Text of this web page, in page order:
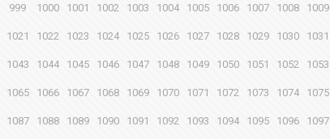
999 1000 1001 1002 1003 1004 1005 1006 1007 1008 1009
1021 1022 1023 1024 1025 1026 1027 1028 1029 1030 1031
1043 1044 1045 1046 1047 1048 1049 1050 1051 1052 1053
1065 1066 1067 1068 1069 1070 1071 1072 1073 1074 1075
1087 1088 1089 1090 1091 1092 1093 1094 1095 1096 1097